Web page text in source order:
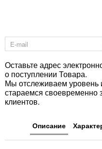
Оставьте адрес
о поступлении Товара.
Мы отслеживаем уровень
стараемся своевременно
клиентов.
Описание